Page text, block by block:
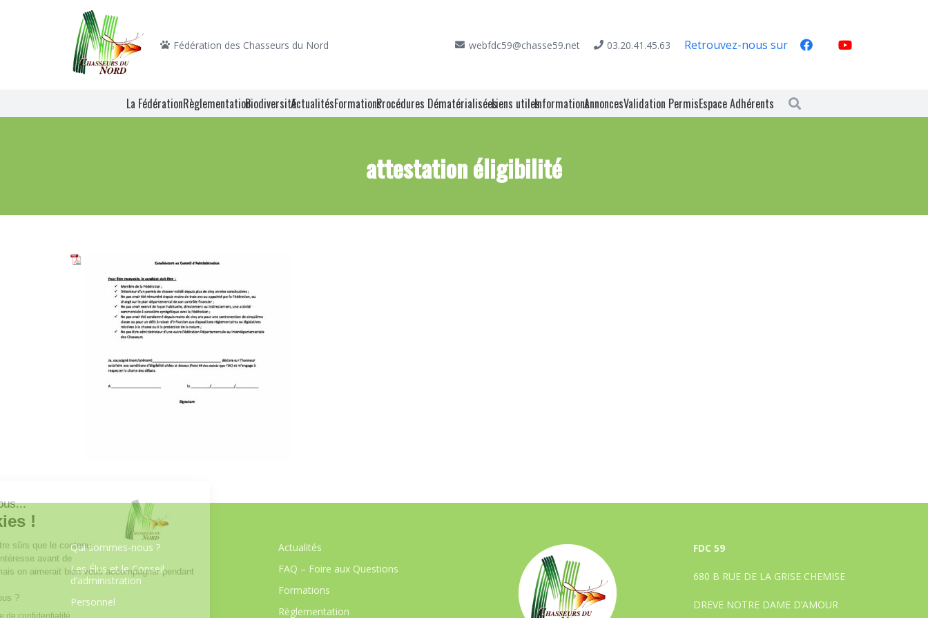
Fédération des Chasseurs du Nord webfdc59@chasse59.net 03.20.41.45.63 Retrouvez-nous sur
La FédérationRèglementationBiodiversitéActualitésFormationsProcédures DématérialiséesLiens utilesInformationsAnnoncesValidation PermisEspace Adhérents
attestation éligibilité
Qui sommes-nous ?
Les Élus et le Conseil
d’administration
Personnel
Actualités
FAQ – Foire aux Questions
Formations
Règlementation
FDC 59
680 B RUE DE LA GRISE CHEMISE
DREVE NOTRE DAME D’AMOUR